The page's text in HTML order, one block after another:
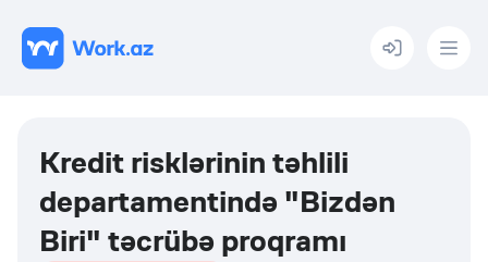
Menu
Kredit risklərinin təhlili
departamentində "Bizdən
Biri" təcrübə proqramı